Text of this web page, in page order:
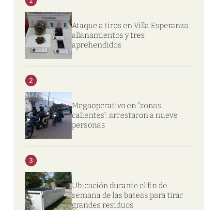
Ataque a tiros en Villa Esperanza:
allanamientos y tres
aprehendidos
2
Megaoperativo en “zonas
calientes”: arrestaron a nueve
personas
3
Ubicación durante el fin de
semana de las bateas para tirar
grandes residuos